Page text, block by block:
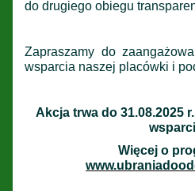
do drugiego obiegu
Zapraszamy do
wsparcia naszej placówki i
Akcja trwa do 31.08.2025
Więcej o